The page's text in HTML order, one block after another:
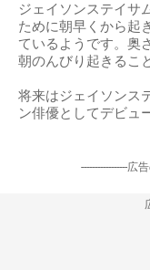
ジェイソンステイサ
ために朝早くから起
ているようです。奥
朝のんびり起きるこ
将来はジェイソンス
ン俳優としてデビュ
-----------------広